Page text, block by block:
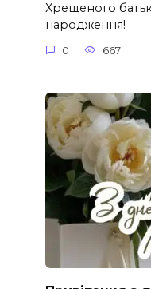
Хрещеного
народження!
0 667